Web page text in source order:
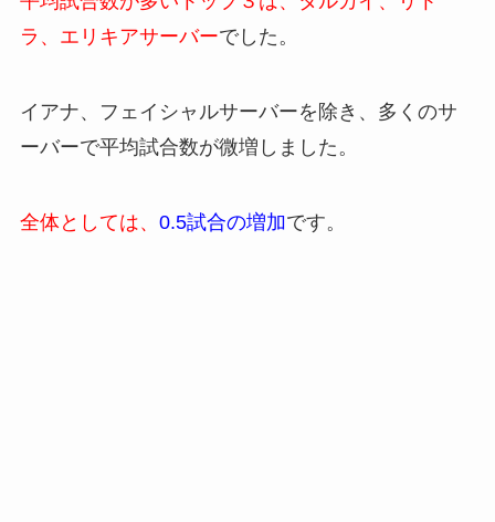
ラ、エリキアサーバーでした。
イアナ、フェイシャルサーバーを除き、多くのサ
ーバーで平均試合数が微増しました。
全体としては、 0.5試合の増加です。